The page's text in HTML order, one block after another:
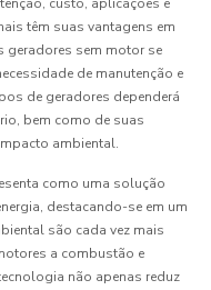
têm suas vantagens em
sem motor se
de manutenção e
de geradores dependerá
bem como de suas
ambiental.
como uma solução
destacando-se em um
são cada vez mais
a combustão e
não apenas reduz